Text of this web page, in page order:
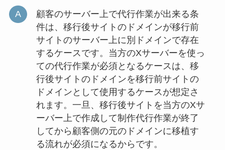
顧客のサーバー上で代行作業が出来る条
件は、移行後サイトのドメインが移行前
サイトのサーバー上に別ドメインで存在
するケースです。当方のXサーバーを使っ
ての代行作業が必須となるケースは、移
行後サイトのドメインを移行前サイトの
ドメインとして使用するケースが想定さ
れます。一旦、移行後サイトを当方のXサ
ーバー上で作成して制作代行作業が終了
してから顧客側の元のドメインに移植す
る流れが必須になるからです。